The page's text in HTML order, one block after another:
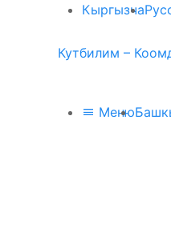
Кыргызча
Кутбилим –
Меню